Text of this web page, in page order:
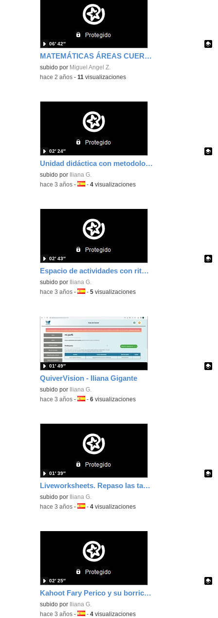
MATEMÁTICAS ÁREAS CUERPOS REDONDOS
Contenido educativo.
subido por Miguel Angel Z.
06′ 42″
-hace 2 años -11 visualizaciones
Unidad didáctica con metodologías activas
Contenido educativo.
subido por Iliana G.
02′ 24″
-hace 3 años -Idioma:
-4 visualizaciones
Espacio de actividades con ritmos de aprendizaje - Iliana Gigante
Contenido educativo.
subido por Iliana G.
02′ 43″
-hace 3 años -Idioma:
-5 visualizaciones
QuiverVision - Iliana Gigante
Contenido educativo.
subido por Iliana G.
01′ 49″
-hace 3 años -Idioma:
-6 visualizaciones
Liveworksheets. Repaso las tablas - Iliana Gigante
Contenido educativo.
subido por Iliana G.
01′ 39″
-hace 3 años -Idioma:
-4 visualizaciones
Kahoot Fary Perico y su borrico - Iliana Gigante
Contenido educativo.
subido por Iliana G.
02′ 25″
-hace 3 años -Idioma:
-4 visualizaciones